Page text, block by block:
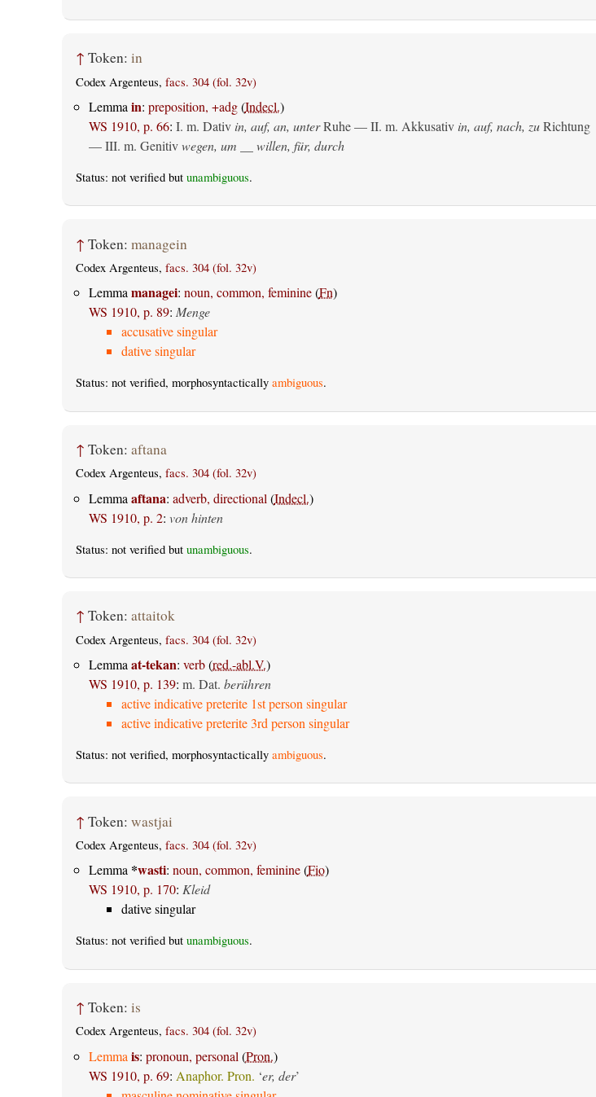
↑ Token: in
Codex Argenteus, facs. 304 (fol. 32v)
Lemma in: preposition, +adg(Indecl.)
WS 1910, p. 66: I. m. Dativ in, auf, an, unterRuhe — II. m. Akkusativ in, auf, nach, zuRichtung
— III. m. Genitiv wegen, um __ willen, für, durch
Status: not verified but unambiguous.
↑ Token: managein
Codex Argenteus, facs. 304 (fol. 32v)
Lemmamanagei: noun, common, feminine(Fn)
WS 1910, p. 89: Menge
accusative singular
dative singular
Status: not verified, morphosyntactically ambiguous.
↑ Token: aftana
Codex Argenteus, facs. 304 (fol. 32v)
Lemma aftana: adverb, directional (Indecl.)
WS 1910, p. 2: von hinten
Status: not verified but unambiguous.
↑ Token: attaitok
Codex Argenteus, facs. 304 (fol. 32v)
Lemma at-tekan: verb(red.-abl.V.)
WS 1910, p. 139: m. Dat. berühren
active indicative preterite 1st person singular
active indicative preterite 3rd person singular
Status: not verified, morphosyntactically ambiguous.
↑ Token: wastjai
Codex Argenteus, facs. 304 (fol. 32v)
Lemma *wasti: noun, common, feminine(Fio)
WS 1910, p. 170: Kleid
dative singular
Status: not verified but unambiguous.
↑ Token: is
Codex Argenteus, facs. 304 (fol. 32v)
Lemma is: pronoun, personal (Pron.)
WS 1910, p. 69: Anaphor. Pron. ‘er, der’